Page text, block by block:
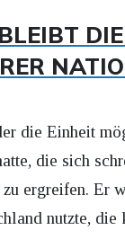
die Einheit
die sich
ergreifen. Er
nutzte, die